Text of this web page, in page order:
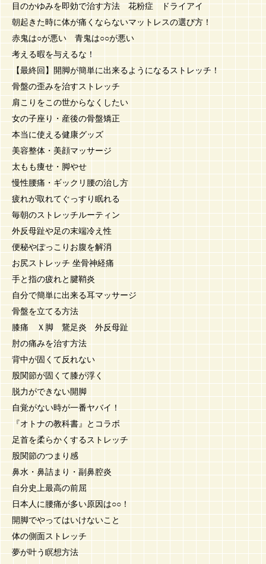
目のかゆみを即効で治す方法 花粉症 ドライアイ
朝起きた時に体が痛くならないマットレスの選び方！
赤鬼は○が悪い 青鬼は○○が悪い
考える暇を与えるな！
【最終回】開脚が簡単に出来るようになるストレッチ！
骨盤の歪みを治すストレッチ
肩こりをこの世からなくしたい
女の子座り・産後の骨盤矯正
本当に使える健康グッズ
美容整体・美顔マッサージ
太もも痩せ・脚やせ
慢性腰痛・ギックリ腰の治し方
疲れが取れてぐっすり眠れる
毎朝のストレッチルーティン
外反母趾や足の末端冷え性
便秘やぽっこりお腹を解消
お尻ストレッチ 坐骨神経痛
手と指の疲れと腱鞘炎
自分で簡単に出来る耳マッサージ
骨盤を立てる方法
膝痛 Ｘ脚 鵞足炎 外反母趾
肘の痛みを治す方法
背中が固くて反れない
股関節が固くて膝が浮く
脱力ができない開脚
自覚がない時が一番ヤバイ！
『オトナの教科書』とコラボ
足首を柔らかくするストレッチ
股関節のつまり感
鼻水・鼻詰まり・副鼻腔炎
自分史上最高の前屈
日本人に腰痛が多い原因は○○！
開脚でやってはいけないこと
体の側面ストレッチ
夢が叶う瞑想方法